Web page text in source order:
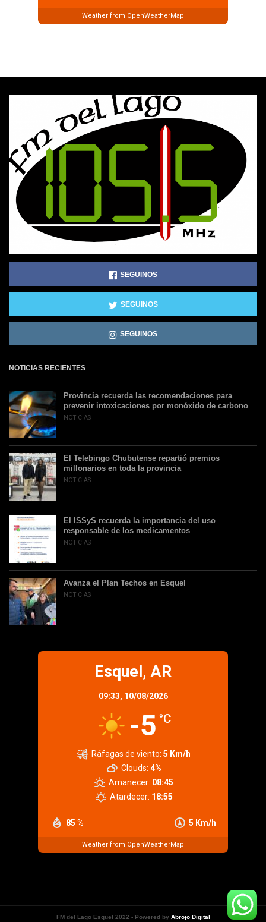
Weather from OpenWeatherMap
SEGUINOS
SEGUINOS
SEGUINOS
NOTICIAS RECIENTES
Provincia recuerda las recomendaciones para
prevenir intoxicaciones por monóxido de carbono
NOTICIAS
El Telebingo Chubutense repartió premios
millonarios en toda la provincia
NOTICIAS
El ISSyS recuerda la importancia del uso
responsable de los medicamentos
NOTICIAS
Avanza el Plan Techos en Esquel
NOTICIAS
Esquel, AR
09:33, 10/08/2026
-5 °C
85 % 5 Km/h
Ráfagas de viento: 5 Km/h
Clouds: 4%
Amanecer: 08:45
Atardecer: 18:55
Weather from OpenWeatherMap
FM del Lago Esquel 2022 - Powered by Abrojo Digital